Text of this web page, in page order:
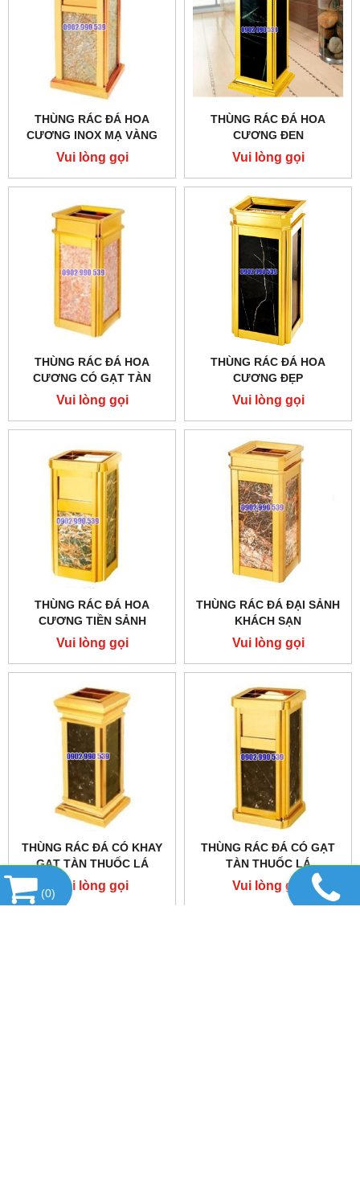
THÙNG RÁC ĐÁ HOA
CƯƠNG INOX MẠ VÀNG
Vui lòng gọi
THÙNG RÁC ĐÁ HOA
CƯƠNG ĐEN
Vui lòng gọi
THÙNG RÁC ĐÁ HOA
CƯƠNG CÓ GẠT TÀN
THUỐC LÁ
Vui lòng gọi
THÙNG RÁC ĐÁ HOA
CƯƠNG ĐẸP
Vui lòng gọi
THÙNG RÁC ĐÁ HOA
CƯƠNG TIỀN SẢNH
Vui lòng gọi
THÙNG RÁC ĐÁ ĐẠI SẢNH
KHÁCH SẠN
Vui lòng gọi
THÙNG RÁC ĐÁ CÓ KHAY
GẠT TÀN THUỐC LÁ
Vui lòng gọi
THÙNG RÁC ĐÁ CÓ GẠT
TÀN THUỐC LÁ
Vui lòng gọi
(0)